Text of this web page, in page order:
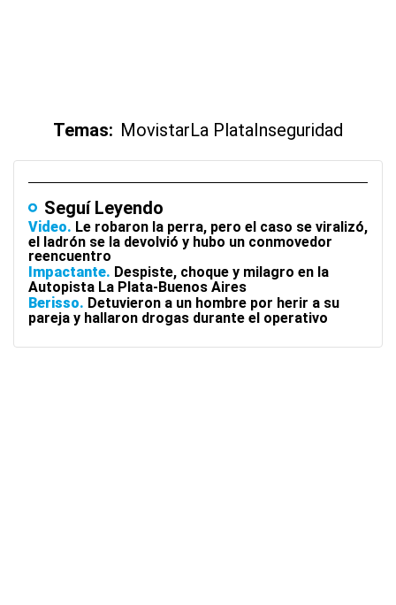
Temas: MovistarLa PlataInseguridad
Seguí Leyendo
Video Le robaron la perra, pero el caso se viralizó,
el ladrón se la devolvió y hubo un conmovedor
reencuentro
Impactante Despiste, choque y milagro en la
Autopista La Plata-Buenos Aires
Berisso Detuvieron a un hombre por herir a su
pareja y hallaron drogas durante el operativo